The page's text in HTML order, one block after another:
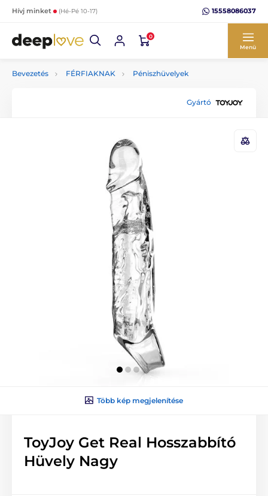
Hívj minket (Hé-Pé 10-17) 15558086037
0
Menü
Bevezetés FÉRFIAKNAK Péniszhüvelyek
Gyártó
Több kép megjelenítése
ToyJoy Get Real Hosszabbító
Hüvely Nagy